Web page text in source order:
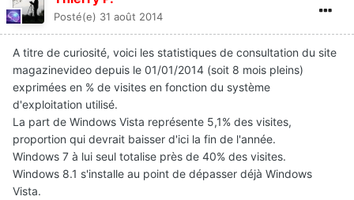
Posté(e) 31 août 2014
A titre de curiosité, voici les statistiques de consultation du site
magazinevideo depuis le 01/01/2014 (soit 8 mois pleins)
exprimées en % de visites en fonction du système
d'exploitation utilisé.
La part de Windows Vista représente 5,1% des visites,
proportion qui devrait baisser d'ici la fin de l'année.
Windows 7 à lui seul totalise près de 40% des visites.
Windows 8.1 s'installe au point de dépasser déjà Windows
Vista.